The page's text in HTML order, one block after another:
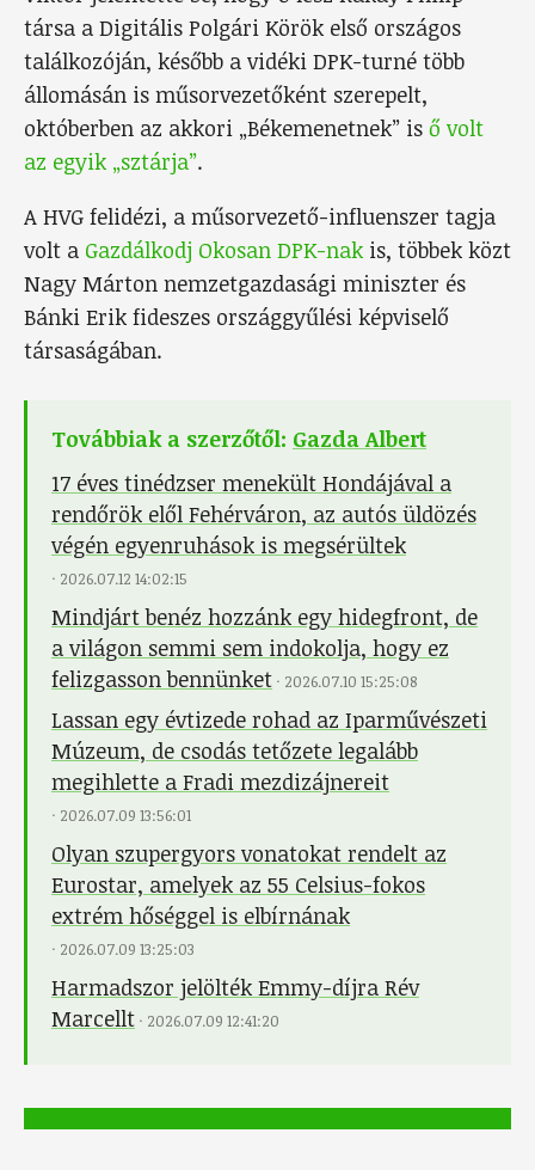
társa a Digitális Polgári Körök első országos
találkozóján, később a vidéki DPK-turné több
állomásán is műsorvezetőként szerepelt,
októberben az akkori „Békemenetnek” is ő volt
az egyik „sztárja”.
A HVG felidézi, a műsorvezető-influenszer tagja
volt a Gazdálkodj Okosan DPK-nak is, többek közt
Nagy Márton nemzetgazdasági miniszter és
Bánki Erik fideszes országgyűlési képviselő
társaságában.
Továbbiak a szerzőtől: Gazda Albert
17 éves tinédzser menekült Hondájával a
rendőrök elől Fehérváron, az autós üldözés
végén egyenruhások is megsérültek
· 2026.07.12 14:02:15
Mindjárt benéz hozzánk egy hidegfront, de
a világon semmi sem indokolja, hogy ez
felizgasson bennünket · 2026.07.10 15:25:08
Lassan egy évtizede rohad az Iparművészeti
Múzeum, de csodás tetőzete legalább
megihlette a Fradi mezdizájnereit
· 2026.07.09 13:56:01
Olyan szupergyors vonatokat rendelt az
Eurostar, amelyek az 55 Celsius-fokos
extrém hőséggel is elbírnának
· 2026.07.09 13:25:03
Harmadszor jelölték Emmy-díjra Rév
Marcellt · 2026.07.09 12:41:20